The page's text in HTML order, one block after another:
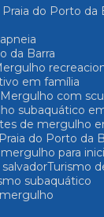
Praia do Porto da
da Barra
Mergulho
em família
Mergulho com
subaquático
de mergulho
do Porto da
mergulho para
Turismo
subaquático
mergulho